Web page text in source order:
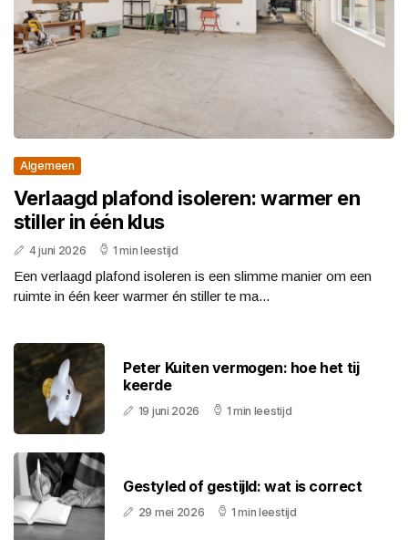
Algemeen
Verlaagd plafond isoleren: warmer en
stiller in één klus
4 juni 2026 1 min leestijd
Een verlaagd plafond isoleren is een slimme manier om een
ruimte in één keer warmer én stiller te ma...
Peter Kuiten vermogen: hoe het tij
keerde
19 juni 2026 1 min leestijd
Gestyled of gestijld: wat is correct
29 mei 2026 1 min leestijd